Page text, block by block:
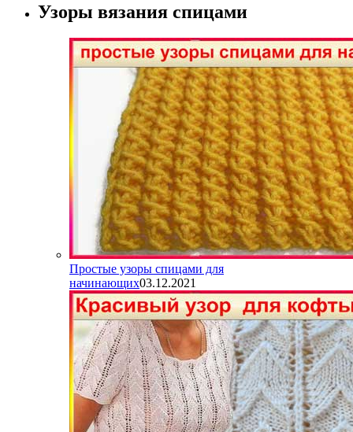
Узоры вязания спицами
Простые узоры спицами для
начинающих03.12.2021